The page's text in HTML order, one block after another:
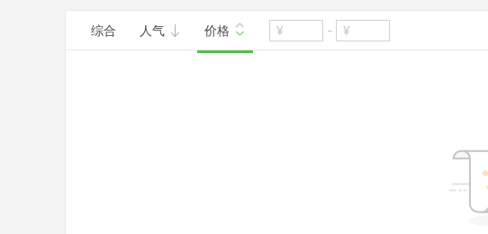
综合 人气 价格 -